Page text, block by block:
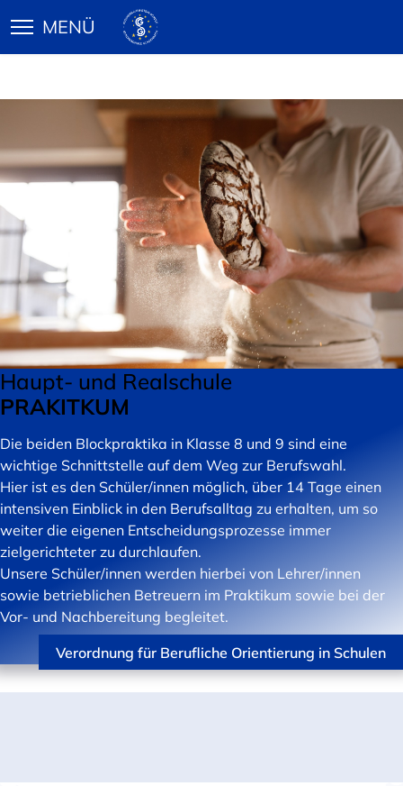
Haupt- und Realschule
PRAKITKUM
Die beiden Blockpraktika in Klasse 8 und 9 sind eine
wichtige Schnittstelle auf dem Weg zur Berufswahl.
Hier ist es den Schüler/innen möglich, über 14 Tage einen
intensiven Einblick in den Berufsalltag zu erhalten, um so
weiter die eigenen Entscheidungsprozesse immer
zielgerichteter zu durchlaufen.
Unsere Schüler/innen werden hierbei von Lehrer/innen
sowie betrieblichen Betreuern im Praktikum sowie bei der
Vor- und Nachbereitung begleitet.
Verordnung für Berufliche Orientierung in Schulen